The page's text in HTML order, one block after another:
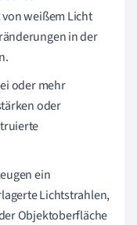
weißem Licht
in der
oder mehr
oder
ein
Lichtstrahlen,
Objektoberfläche